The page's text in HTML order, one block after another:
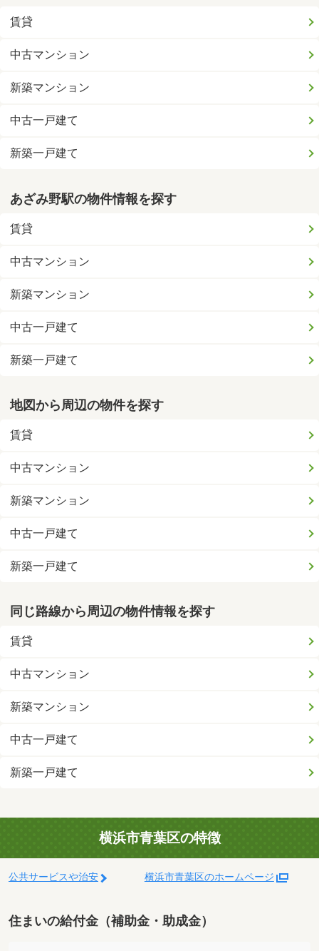
賃貸
中古マンション
新築マンション
中古一戸建て
新築一戸建て
あざみ野駅の物件情報を探す
賃貸
中古マンション
新築マンション
中古一戸建て
新築一戸建て
地図から周辺の物件を探す
賃貸
中古マンション
新築マンション
中古一戸建て
新築一戸建て
同じ路線から周辺の物件情報を探す
賃貸
中古マンション
新築マンション
中古一戸建て
新築一戸建て
横浜市青葉区の特徴
公共サービスや治安 横浜市青葉区のホームページ
住まいの給付金（補助金・助成金）